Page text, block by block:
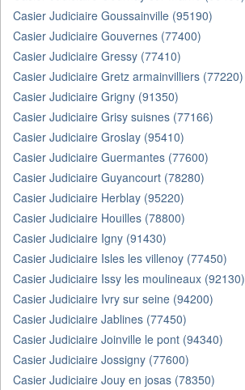
Casier Judiciaire Goussainville (95190)
Casier Judiciaire Gouvernes (77400)
Casier Judiciaire Gressy (77410)
Casier Judiciaire Gretz armainvilliers (77220)
Casier Judiciaire Grigny (91350)
Casier Judiciaire Grisy suisnes (77166)
Casier Judiciaire Groslay (95410)
Casier Judiciaire Guermantes (77600)
Casier Judiciaire Guyancourt (78280)
Casier Judiciaire Herblay (95220)
Casier Judiciaire Houilles (78800)
Casier Judiciaire Igny (91430)
Casier Judiciaire Isles les villenoy (77450)
Casier Judiciaire Issy les moulineaux (92130)
Casier Judiciaire Ivry sur seine (94200)
Casier Judiciaire Jablines (77450)
Casier Judiciaire Joinville le pont (94340)
Casier Judiciaire Jossigny (77600)
Casier Judiciaire Jouy en josas (78350)